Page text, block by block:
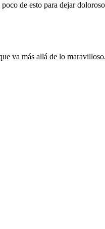
de esto para dejar
va más allá de lo maravilloso.